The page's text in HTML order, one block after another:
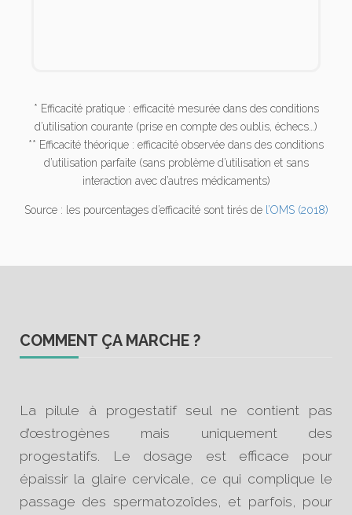
* Efficacité pratique : efficacité mesurée dans des conditions
d’utilisation courante (prise en compte des oublis, échecs…)
** Efficacité théorique : efficacité observée dans des conditions
d’utilisation parfaite (sans problème d’utilisation et sans
interaction avec d’autres médicaments)
Source : les pourcentages d’efficacité sont tirés de l’OMS (2018)
COMMENT ÇA MARCHE ?
La pilule à progestatif seul ne contient pas
d’œstrogènes mais uniquement des
progestatifs. Le dosage est efficace pour
épaissir la glaire cervicale, ce qui complique le
passage des spermatozoïdes, et parfois, pour